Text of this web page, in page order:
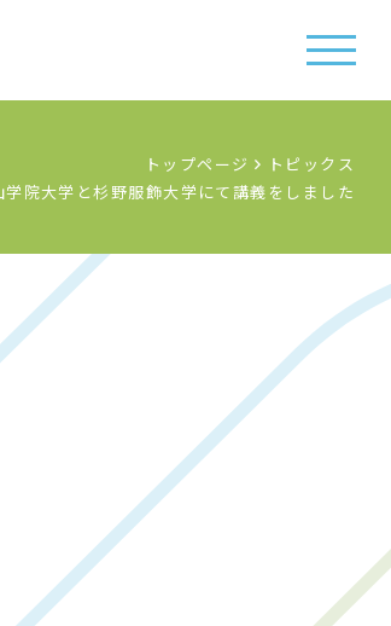
トップページ
トピックス
学院大学と杉野服飾大学にて講義をしました